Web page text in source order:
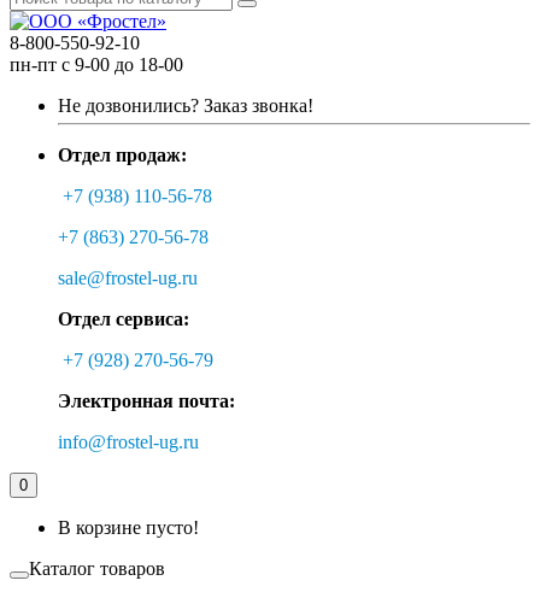
8-800-550-92-10
пн-пт с 9-00 до 18-00
Не дозвонились? Заказ звонка!
Отдел продаж:
+7 (938) 110-56-78
+7 (863) 270-56-78
sale@frostel-ug.ru
Отдел сервиса:
+7 (928) 270-56-79
Электронная почта:
info@frostel-ug.ru
0
В корзине пусто!
Каталог товаров